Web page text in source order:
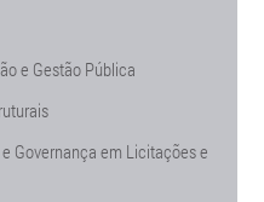
e Gestão Pública
Governança em Licitações e